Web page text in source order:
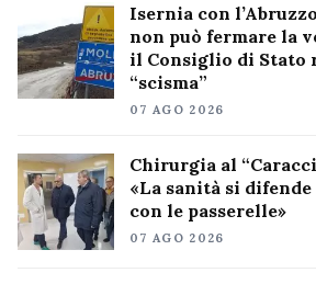
Isernia con
non può fermare la
il Consiglio di Stato
“scisma”
07 AGO 2026
Chirurgia al
«La sanità si
con le passerelle»
07 AGO 2026